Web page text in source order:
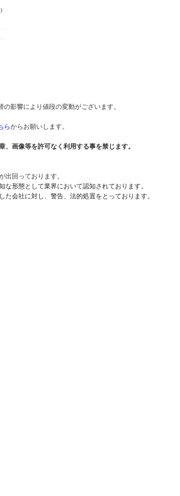
影響により値段の変動がございます。
らからお願いします。
画像等を許可なく利用する事を禁じます。
出回っております。
な形態として業界において認知されております。
た会社に対し、警告、法的処置をとっております。